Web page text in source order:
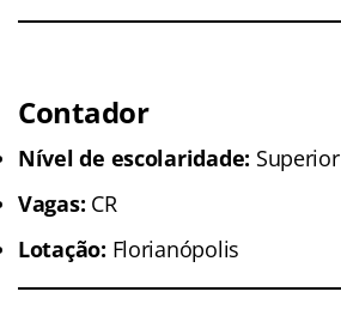
Contador
Nível de escolaridade: Superior
Vagas: CR
Lotação: Florianópolis